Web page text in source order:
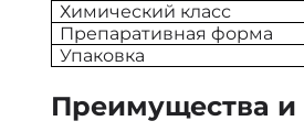
Химический класс
Препаративная форма
Упаковка
Преимущества и